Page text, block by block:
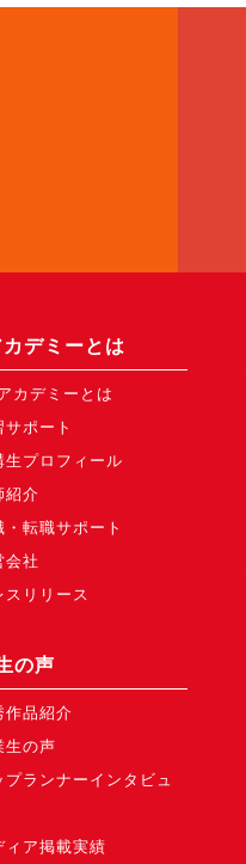
デミーとは
カデミーとは
サポート
生プロフィール
紹介
・転職サポート
会社
スリリース
の声
作品紹介
生の声
プランナーインタビュ
ィア掲載実績